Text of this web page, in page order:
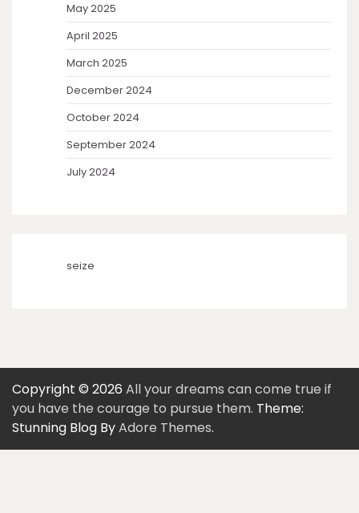
May 2025
April 2025
March 2025
December 2024
October 2024
September 2024
July 2024
seize
Copyright © 2026 All your dreams can come true if
you have the courage to pursue them. Theme:
Stunning Blog ByAdore Themes.